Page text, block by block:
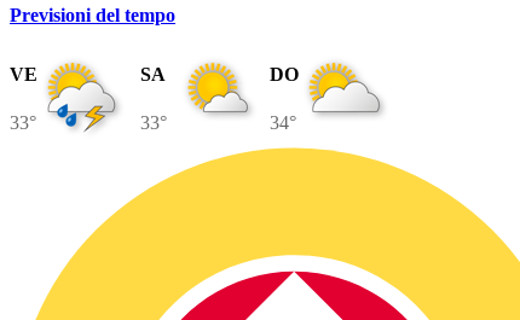
Previsioni del tempo
VE SA DO
33° 33° 34°